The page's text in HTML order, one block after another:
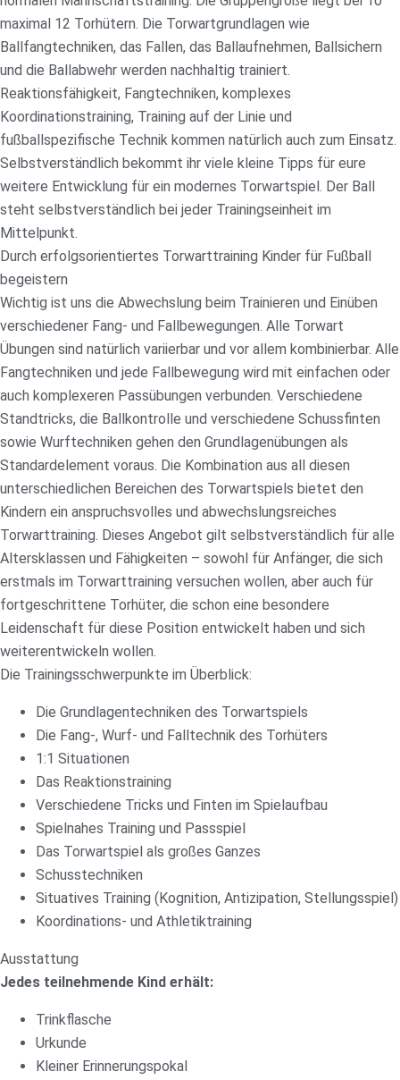
maximal 12 Torhütern. Die Torwartgrundlagen wie
Ballfangtechniken, das Fallen, das Ballaufnehmen, Ballsichern
und die Ballabwehr werden nachhaltig trainiert.
Reaktionsfähigkeit, Fangtechniken, komplexes
Koordinationstraining, Training auf der Linie und
fußballspezifische Technik kommen natürlich auch zum Einsatz.
Selbstverständlich bekommt ihr viele kleine Tipps für eure
weitere Entwicklung für ein modernes Torwartspiel. Der Ball
steht selbstverständlich bei jeder Trainingseinheit im
Mittelpunkt.
Durch erfolgsorientiertes Torwarttraining Kinder für Fußball
begeistern
Wichtig ist uns die Abwechslung beim Trainieren und Einüben
verschiedener Fang- und Fallbewegungen. Alle Torwart
Übungen sind natürlich variierbar und vor allem kombinierbar. Alle
Fangtechniken und jede Fallbewegung wird mit einfachen oder
auch komplexeren Passübungen verbunden. Verschiedene
Standtricks, die Ballkontrolle und verschiedene Schussfinten
sowie Wurftechniken gehen den Grundlagenübungen als
Standardelement voraus. Die Kombination aus all diesen
unterschiedlichen Bereichen des Torwartspiels bietet den
Kindern ein anspruchsvolles und abwechslungsreiches
Torwarttraining. Dieses Angebot gilt selbstverständlich für alle
Altersklassen und Fähigkeiten – sowohl für Anfänger, die sich
erstmals im Torwarttraining versuchen wollen, aber auch für
fortgeschrittene Torhüter, die schon eine besondere
Leidenschaft für diese Position entwickelt haben und sich
weiterentwickeln wollen.
Die Trainingsschwerpunkte im Überblick:
Die Grundlagentechniken des Torwartspiels
Die Fang-, Wurf- und Falltechnik des Torhüters
1:1 Situationen
Das Reaktionstraining
Verschiedene Tricks und Finten im Spielaufbau
Spielnahes Training und Passspiel
Das Torwartspiel als großes Ganzes
Schusstechniken
Situatives Training (Kognition, Antizipation, Stellungsspiel)
Koordinations- und Athletiktraining
Ausstattung
Jedes teilnehmende Kind erhält:
Trinkflasche
Urkunde
Kleiner Erinnerungspokal